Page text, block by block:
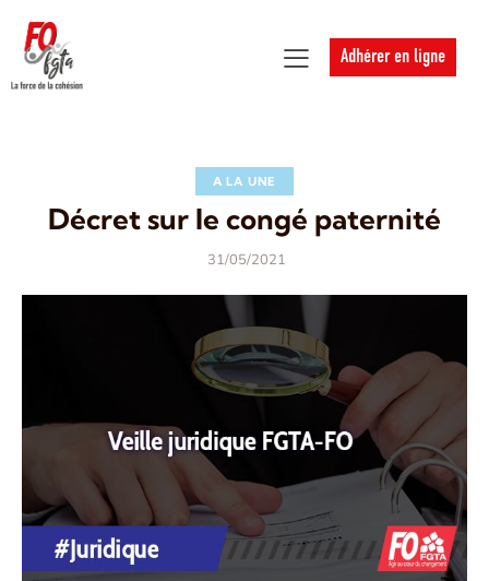
Adhérer en ligne
A LA UNE
Décret sur le congé paternité
31/05/2021